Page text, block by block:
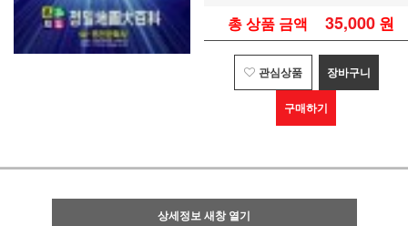
총 상품 금액 35,000 원
관심상품 장바구니
구매하기
상세정보 새창 열기